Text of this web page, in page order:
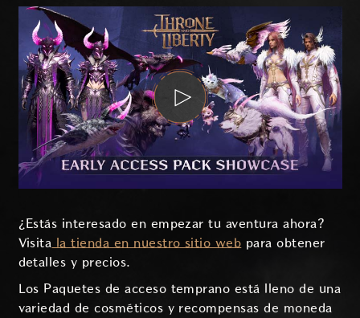
¿Estás interesado en empezar tu aventura ahora?
Visita la tienda en nuestro sitio web para obtener
detalles y precios.
Los Paquetes de acceso temprano está lleno de una
variedad de cosméticos y recompensas de moneda